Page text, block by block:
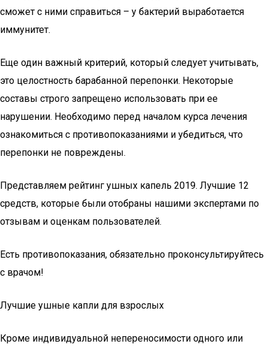
сможет с ними справиться – у бактерий выработается
иммунитет.
Еще один важный критерий, который следует учитывать,
это целостность барабанной перепонки. Некоторые
составы строго запрещено использовать при ее
нарушении. Необходимо перед началом курса лечения
ознакомиться с противопоказаниями и убедиться, что
перепонки не повреждены.
Представляем рейтинг ушных капель 2019. Лучшие 12
средств, которые были отобраны нашими экспертами по
отзывам и оценкам пользователей.
Есть противопоказания, обязательно проконсультируйтесь
с врачом!
Лучшие ушные капли для взрослых
Кроме индивидуальной непереносимости одного или